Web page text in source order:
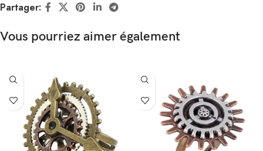
Partager:
Vous pourriez aimer également